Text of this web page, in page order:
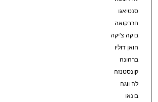
סנטיאגו
חרבקואה
בוקה צ'יקה
חואן דוליו
ברהונה
קונסטנזה
לה ווגה
בונאו